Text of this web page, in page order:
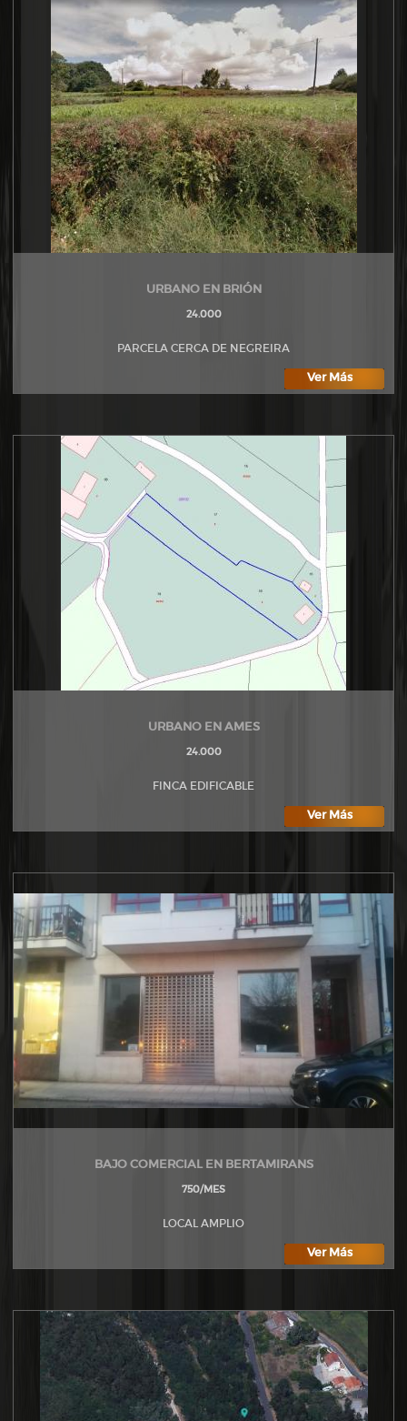
URBANO EN BRIÓN
24.000
PARCELA CERCA DE NEGREIRA
Ver Más
URBANO EN AMES
24.000
FINCA EDIFICABLE
Ver Más
BAJO COMERCIAL EN BERTAMIRANS
750/MES
LOCAL AMPLIO
Ver Más